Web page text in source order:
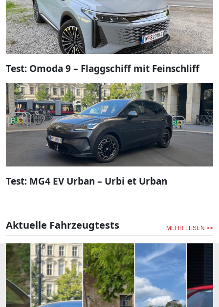
Test: Omoda 9 – Flaggschiff mit Feinschliff
Test: MG4 EV Urban – Urbi et Urban
Aktuelle Fahrzeugtests MEHR LESEN >>